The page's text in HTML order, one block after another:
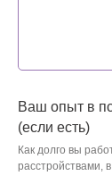
Ваш опыт в
(если есть)
Как долго вы
расстройствами,